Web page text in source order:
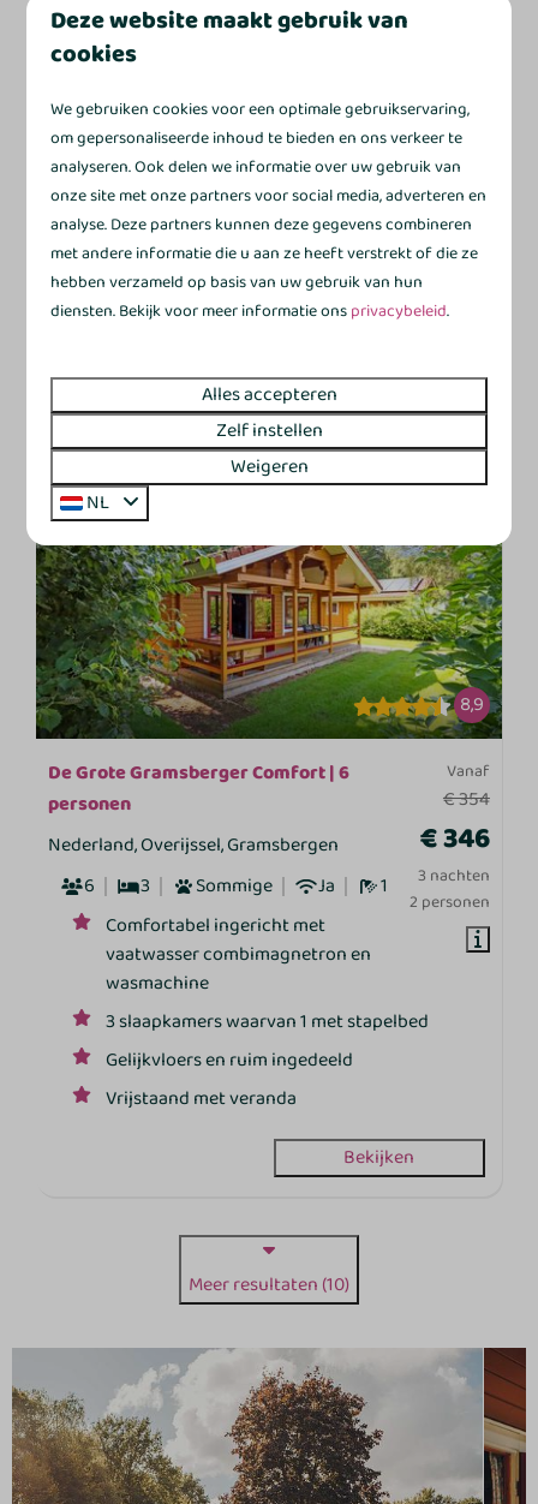
€ 362
3 nachten
2 personen
De Grote Gramsberger Comfort + | 6
personen
Nederland, Overijssel, Gramsbergen
6
3 Sommige Ja
1
Gemoderniseerd interieur voor nét
wat meer comfort
Keuken met vaatwasser en combimagnetron
Met wasmachine voor extra gemak
3 slaapkamers waarvan 1 met stapelbed
Bekijken
8,9
Vanaf
€ 354
€ 346
3 nachten
2 personen
De Grote Gramsberger Comfort | 6
personen
Nederland, Overijssel, Gramsbergen
6
3 Sommige Ja
1
Comfortabel ingericht met
vaatwasser combimagnetron en
wasmachine
3 slaapkamers waarvan 1 met stapelbed
Gelijkvloers en ruim ingedeeld
Vrijstaand met veranda
Bekijken
Meer resultaten (10)
Deze website maakt gebruik van
cookies
We gebruiken cookies voor een optimale gebruikservaring,
om gepersonaliseerde inhoud te bieden en ons verkeer te
analyseren. Ook delen we informatie over uw gebruik van
onze site met onze partners voor social media, adverteren en
analyse. Deze partners kunnen deze gegevens combineren
met andere informatie die u aan ze heeft verstrekt of die ze
hebben verzameld op basis van uw gebruik van hun
diensten. Bekijk voor meer informatie onsprivacybeleid.
Alles accepteren
Zelf instellen
Weigeren
NL